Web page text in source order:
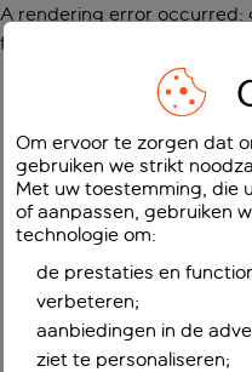
A rendering error occurred:
function
Om ervoor te zorgen dat
gebruiken we strikt
Met uw toestemming, die
of aanpassen, gebruiken
technologie om:
de prestaties en
verbeteren;
aanbiedingen in de
ziet te personaliseren;